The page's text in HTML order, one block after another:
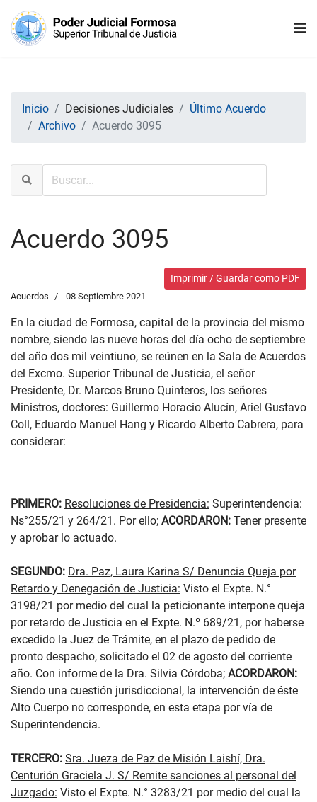
Inicio Decisiones Judiciales
Último Acuerdo
Archivo
Acuerdo 3095
Acuerdo 3095
Imprimir / Guardar como PDF
Acuerdos 08 Septiembre 2021
En la ciudad de Formosa, capital de la provincia del mismo
nombre, siendo las nueve horas del día ocho de septiembre
del año dos mil veintiuno, se reúnen en la Sala de Acuerdos
del Excmo. Superior Tribunal de Justicia, el señor
Presidente, Dr. Marcos Bruno Quinteros, los señores
Ministros, doctores: Guillermo Horacio Alucín, Ariel Gustavo
Coll, Eduardo Manuel Hang y Ricardo Alberto Cabrera, para
considerar:
PRIMERO: Resoluciones de Presidencia: Superintendencia:
Ns°255/21 y 264/21. Por ello; ACORDARON: Tener presente
y aprobar lo actuado.
SEGUNDO: Dra. Paz, Laura Karina S/ Denuncia Queja por
Retardo y Denegación de Justicia: Visto el Expte. N.°
3198/21 por medio del cual la peticionante interpone queja
por retardo de Justicia en el Expte. N.º 689/21, por haberse
excedido la Juez de Trámite, en el plazo de pedido de
pronto despacho, solicitado el 02 de agosto del corriente
año. Con informe de la Dra. Silvia Córdoba; ACORDARON:
Siendo una cuestión jurisdiccional, la intervención de éste
Alto Cuerpo no corresponde, en esta etapa por vía de
Superintendencia.
TERCERO: Sra. Jueza de Paz de Misión Laishí, Dra.
Centurión Graciela J. S/ Remite sanciones al personal del
Juzgado: Visto el Expte. N.° 3283/21 por medio del cual la